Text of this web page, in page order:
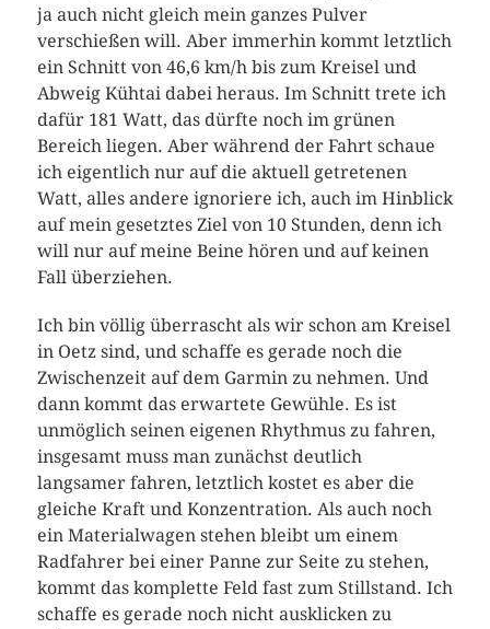
ja auch nicht gleich mein ganzes Pulver
verschießen will. Aber immerhin kommt letztlich
ein Schnitt von 46,6 km/h bis zum Kreisel und
Abweig Kühtai dabei heraus. Im Schnitt trete ich
dafür 181 Watt, das dürfte noch im grünen
Bereich liegen. Aber während der Fahrt schaue
ich eigentlich nur auf die aktuell getretenen
Watt, alles andere ignoriere ich, auch im Hinblick
auf mein gesetztes Ziel von 10 Stunden, denn ich
will nur auf meine Beine hören und auf keinen
Fall überziehen.
Ich bin völlig überrascht als wir schon am Kreisel
in Oetz sind, und schaffe es gerade noch die
Zwischenzeit auf dem Garmin zu nehmen. Und
dann kommt das erwartete Gewühle. Es ist
unmöglich seinen eigenen Rhythmus zu fahren,
insgesamt muss man zunächst deutlich
langsamer fahren, letztlich kostet es aber die
gleiche Kraft und Konzentration. Als auch noch
ein Materialwagen stehen bleibt um einem
Radfahrer bei einer Panne zur Seite zu stehen,
kommt das komplette Feld fast zum Stillstand. Ich
schaffe es gerade noch nicht ausklicken zu